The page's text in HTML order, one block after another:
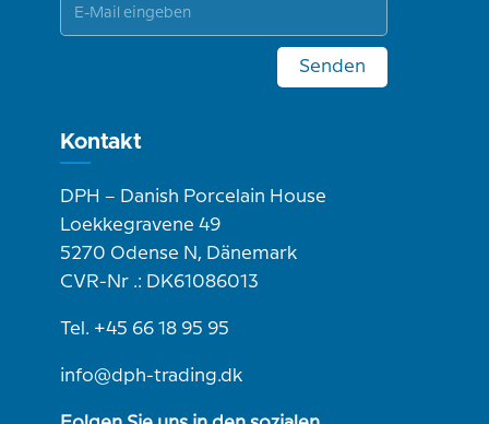
Senden
Kontakt
DPH – Danish Porcelain House
Loekkegravene 49
5270 Odense N, Dänemark
CVR-Nr .: DK61086013
Tel. +45 66 18 95 95
info@dph-trading.dk